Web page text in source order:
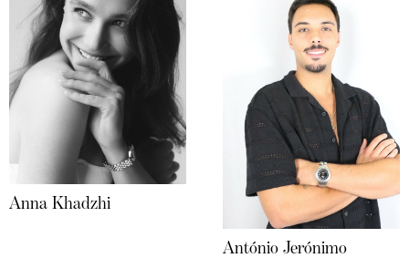
Anna Khadzhi
António Jerónimo